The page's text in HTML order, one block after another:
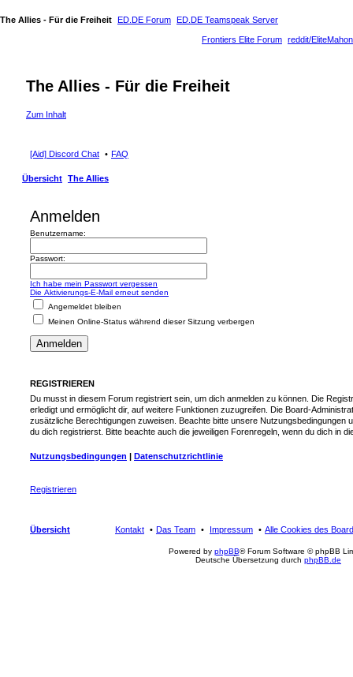
The Allies - Für die Freiheit ED.DE Forum ED.DE Teamspeak Server
reddit/EliteMahon
Frontiers Elite Forum
The Allies - Für die Freiheit
Zum Inhalt
[Aid] Discord Chat FAQ
Übersicht The Allies
Anmelden
Benutzername:
Passwort:
Ich habe mein Passwort vergessen
Die Aktivierungs-E-Mail erneut senden
Angemeldet bleiben
Meinen Online-Status während dieser Sitzung verbergen
REGISTRIEREN
Du musst in diesem Forum registriert sein, um dich anmelden zu können. Die
erledigt und ermöglicht dir, auf weitere Funktionen zuzugreifen. Die Board-
zusätzliche Berechtigungen zuweisen. Beachte bitte unsere Nutzungsbedingungen
du dich registrierst. Bitte beachte auch die jeweiligen Forenregeln, wenn du dich in
Nutzungsbedingungen | Datenschutzrichtlinie
Registrieren
Übersicht Alle Cookies des
Impressum
Das Team
Kontakt
Powered by phpBB® Forum Software © phpBB
Deutsche Übersetzung durch phpBB.de